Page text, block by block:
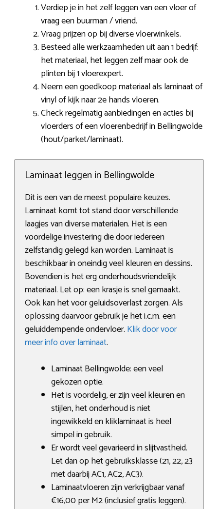
Verdiep je in het zelf leggen van een vloer of
vraag een buurman / vriend.
Vraag prijzen op bij diverse vloerwinkels.
Besteed alle werkzaamheden uit aan 1 bedrijf:
het materiaal, het leggen zelf maar ook de
plinten bij 1 vloerexpert.
Neem een goedkoop materiaal als laminaat of
vinyl of kijk naar 2e hands vloeren.
Check regelmatig aanbiedingen en acties bij
vloerders of een vloerenbedrijf in Bellingwolde
(hout/parket/laminaat).
Laminaat leggen in Bellingwolde
Dit is een van de meest populaire keuzes.
Laminaat komt tot stand door verschillende
laagjes van diverse materialen. Het is een
voordelige investering die door iedereen
zelfstandig gelegd kan worden. Laminaat is
beschikbaar in oneindig veel kleuren en dessins.
Bovendien is het erg onderhoudsvriendelijk
materiaal. Let op: een krasje is snel gemaakt.
Ook kan het voor geluidsoverlast zorgen. Als
oplossing daarvoor gebruik je het i.c.m. een
geluiddempende ondervloer. Klik door voor
meer info over laminaat.
Laminaat Bellingwolde: een veel
gekozen optie.
Het is voordelig, er zijn veel kleuren en
stijlen, het onderhoud is niet
ingewikkeld en kliklaminaat is heel
simpel in gebruik.
Er wordt veel gevarieerd in slijtvastheid.
Let dan op het gebruiksklasse (21, 22, 23
met daarbij AC1, AC2, AC3).
Laminaatvloeren zijn verkrijgbaar vanaf
€16,00 per M2 (inclusief gratis leggen).